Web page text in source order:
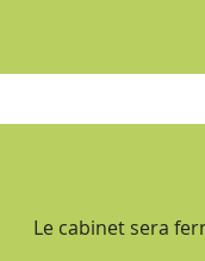
Le cabinet sera